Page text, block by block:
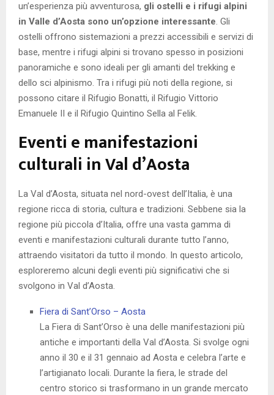
un’esperienza più avventurosa, gli ostelli e i rifugi alpini
in Valle d’Aosta sono un’opzione interessante. Gli
ostelli offrono sistemazioni a prezzi accessibili e servizi di
base, mentre i rifugi alpini si trovano spesso in posizioni
panoramiche e sono ideali per gli amanti del trekking e
dello sci alpinismo. Tra i rifugi più noti della regione, si
possono citare il Rifugio Bonatti, il Rifugio Vittorio
Emanuele II e il Rifugio Quintino Sella al Felik.
Eventi e manifestazioni
culturali in Val d’Aosta
La Val d’Aosta, situata nel nord-ovest dell’Italia, è una
regione ricca di storia, cultura e tradizioni. Sebbene sia la
regione più piccola d’Italia, offre una vasta gamma di
eventi e manifestazioni culturali durante tutto l’anno,
attraendo visitatori da tutto il mondo. In questo articolo,
esploreremo alcuni degli eventi più significativi che si
svolgono in Val d’Aosta.
Fiera di Sant’Orso – Aosta
La Fiera di Sant’Orso è una delle manifestazioni più
antiche e importanti della Val d’Aosta. Si svolge ogni
anno il 30 e il 31 gennaio ad Aosta e celebra l’arte e
l’artigianato locali. Durante la fiera, le strade del
centro storico si trasformano in un grande mercato